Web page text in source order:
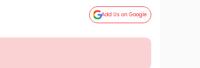
Add Us on Google